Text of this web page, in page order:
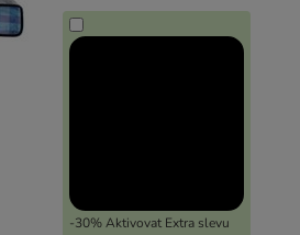
-30% Aktivovat Extra slevu